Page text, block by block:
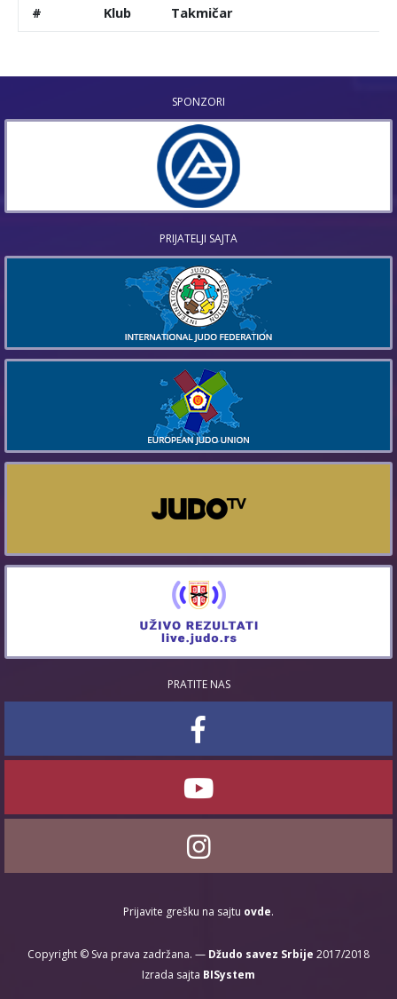
# Klub Takmičar
SPONZORI
PRIJATELJI SAJTA
PRATITE NAS
Prijavite grešku na sajtu ovde.
Copyright © Sva prava zadržana. — Džudo savez Srbije 2017/2018
Izrada sajta BISystem